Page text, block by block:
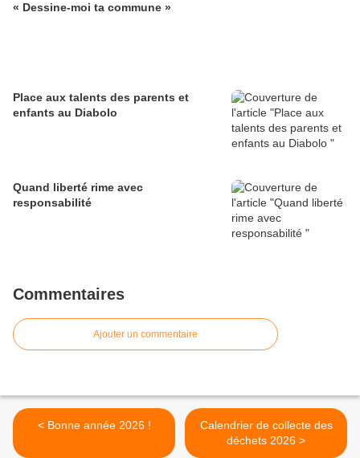
« Dessine-moi ta commune »
Place aux talents des parents et
enfants au Diabolo
Quand liberté rime avec
responsabilité
Commentaires
Ajouter un commentaire
< Bonne année 2026 !
Calendrier de collecte des
déchets 2026 >